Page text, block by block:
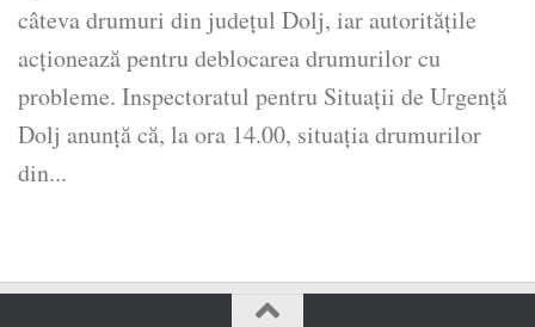
câteva drumuri din judeţul Dolj, iar autorităţile
acţionează pentru deblocarea drumurilor cu
probleme. Inspectoratul pentru Situaţii de Urgenţă
Dolj anunţă că, la ora 14.00, situaţia drumurilor
din...